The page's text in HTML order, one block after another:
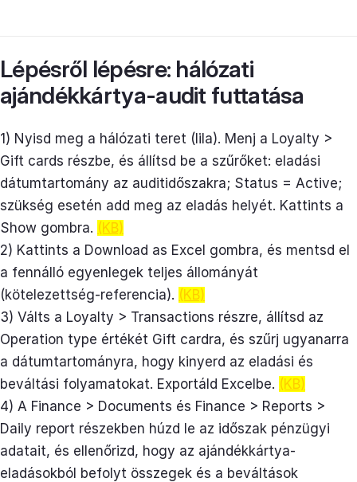
Lépésről lépésre: hálózati
ajándékkártya-audit futtatása
1) Nyisd meg a hálózati teret (lila). Menj a Loyalty >
Gift cards részbe, és állítsd be a szűrőket: eladási
dátumtartomány az auditidőszakra; Status = Active;
szükség esetén add meg az eladás helyét. Kattints a
Show gombra. (KB)
2) Kattints a Download as Excel gombra, és mentsd el
a fennálló egyenlegek teljes állományát
(kötelezettség-referencia). (KB)
3) Válts a Loyalty > Transactions részre, állítsd az
Operation type értékét Gift cardra, és szűrj ugyanarra
a dátumtartományra, hogy kinyerd az eladási és
beváltási folyamatokat. Exportáld Excelbe. (KB)
4) A Finance > Documents és Finance > Reports >
Daily report részekben húzd le az időszak pénzügyi
adatait, és ellenőrizd, hogy az ajándékkártya-
eladásokból befolyt összegek és a beváltások